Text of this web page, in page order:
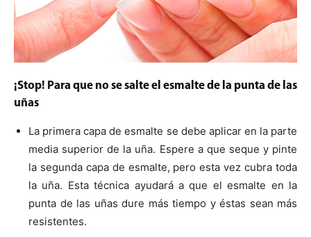
¡Stop! Para que no se salte el esmalte de la punta de las
uñas
La primera capa de esmalte se debe aplicar en la parte
media superior de la uña. Espere a que seque y pinte
la segunda capa de esmalte, pero esta vez cubra toda
la uña. Esta técnica ayudará a que el esmalte en la
punta de las uñas dure más tiempo y éstas sean más
resistentes.